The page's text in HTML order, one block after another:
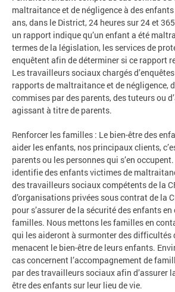
maltraitance et de négligence à des enfants
ans, dans le District, 24 heures sur 24 et
un rapport indique qu’un enfant a été
termes de la législation, les services de
enquêtent afin de déterminer si ce rapport
Les travailleurs sociaux chargés
rapports de maltraitance et de négligence,
commises par des parents, des tuteurs ou
agissant à titre de parents.
Renforcer les familles : Le bien-être des
aider les enfants, nos principaux clients,
parents ou les personnes qui s’en
identifie des enfants victimes de
des travailleurs sociaux compétents de la
d’organisations privées sous contrat de la
pour s’assurer de la sécurité des enfants
familles. Nous mettons les familles en
qui les aideront à surmonter des difficultés
menacent le bien-être de leurs enfants.
cas concernent l’accompagnement de
par des travailleurs sociaux afin d’assurer
être des enfants sur leur lieu de vie.